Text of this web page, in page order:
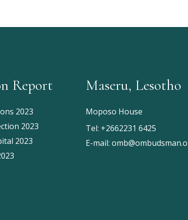
Report
2023
2023
2023
Maseru, Lesotho
Moposo House
Tel: +2662231 6425
E-mail: